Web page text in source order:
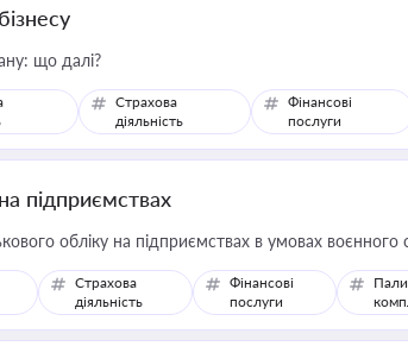
що далі?
Страхова
діяльність
Фінансові
послуги
підприємствах
обліку на підприємствах в умовах воєнного
Страхова
діяльність
Фінансові
послуги